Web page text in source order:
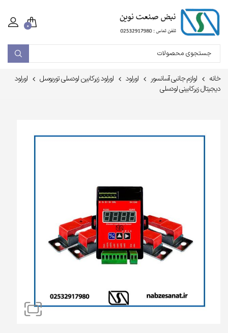
۰
خانه لوازم جانبی آسانسور اورلود اورلود زیرکابین لودسلی توربوسل
اورلود
دیجیتال زیرکابینی لودسلی